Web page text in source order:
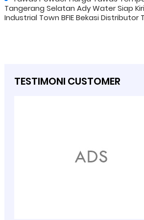
Tangerang Selatan Ady Water Siap
Industrial Town BFIE Bekasi Distributor
TESTIMONI CUSTOMER